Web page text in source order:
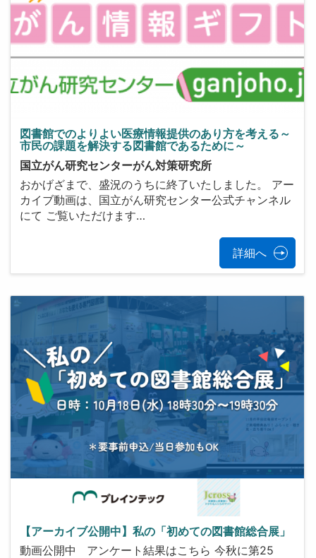
図書館でのよりよい医療情報提供のあり方を考える​～
市民の課題を解決する図書館であるために～
国立がん研究センターがん対策研究所
おかげざまで、盛況のうちに終了いたしました。 アー
カイブ動画は、国立がん研究センター公式チャンネル
にて ご覧いただけます…
詳細へ
【アーカイブ公開中】私の「初めての図書館総合展」
動画公開中 アンケート結果はこちら 今秋に第25